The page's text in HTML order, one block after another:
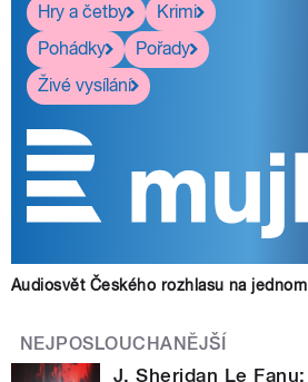
Hry a četby
Krimi
Pohádky
Pořady
Živé vysílání
Audiosvět Českého rozhlasu na
NEJPOSLOUCHANĚJŠÍ
J. Sheridan Le